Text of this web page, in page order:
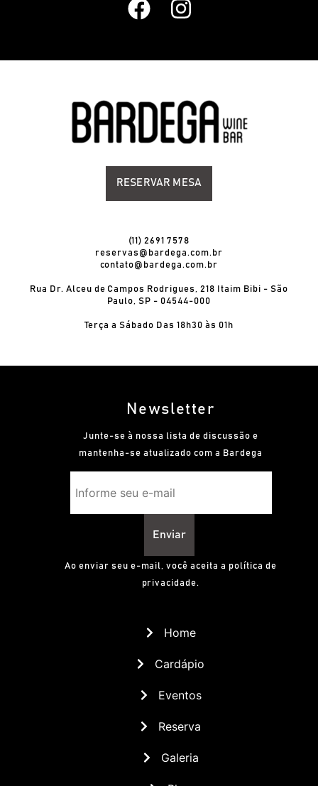
RESERVAR MESA
(11) 2691 7578
reservas@bardega.com.br
contato@bardega.com.br
Rua Dr. Alceu de Campos Rodrigues, 218 Itaim Bibi - São
Paulo, SP - 04544-000
Terça a Sábado Das 18h30 às 01h
Newsletter
Junte-se à nossa lista de discussão e
mantenha-se atualizado com a Bardega
Enviar
Ao enviar seu e-mail, você aceita a política de
privacidade.
Home
Cardápio
Eventos
Reserva
Galeria